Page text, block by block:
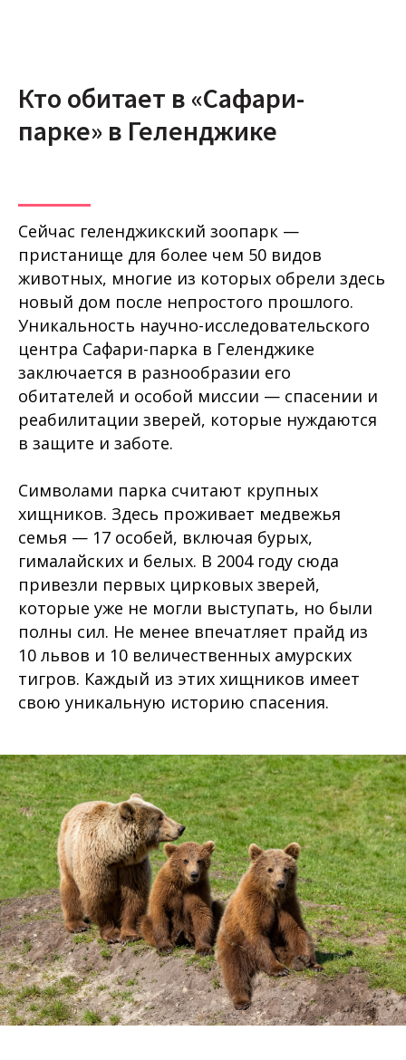
Кто обитает в «Сафари-
парке» в Геленджике
Сейчас геленджикский зоопарк —
пристанище для более чем 50 видов
животных, многие из которых обрели здесь
новый дом после непростого прошлого.
Уникальность научно-исследовательского
центра Сафари-парка в Геленджике
заключается в разнообразии его
обитателей и особой миссии — спасении и
реабилитации зверей, которые нуждаются
в защите и заботе.
Символами парка считают крупных
хищников. Здесь проживает медвежья
семья — 17 особей, включая бурых,
гималайских и белых. В 2004 году сюда
привезли первых цирковых зверей,
которые уже не могли выступать, но были
полны сил. Не менее впечатляет прайд из
10 львов и 10 величественных амурских
тигров. Каждый из этих хищников имеет
свою уникальную историю спасения.